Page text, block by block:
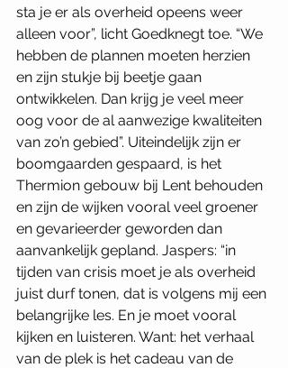
sta je er als overheid opeens weer
alleen voor”, licht Goedknegt toe. “We
hebben de plannen moeten herzien
en zijn stukje bij beetje gaan
ontwikkelen. Dan krijg je veel meer
oog voor de al aanwezige kwaliteiten
van zo’n gebied”. Uiteindelijk zijn er
boomgaarden gespaard, is het
Thermion gebouw bij Lent behouden
en zijn de wijken vooral veel groener
en gevarieerder geworden dan
aanvankelijk gepland. Jaspers: “in
tijden van crisis moet je als overheid
juist durf tonen, dat is volgens mij een
belangrijke les. En je moet vooral
kijken en luisteren. Want: het verhaal
van de plek is het cadeau van de